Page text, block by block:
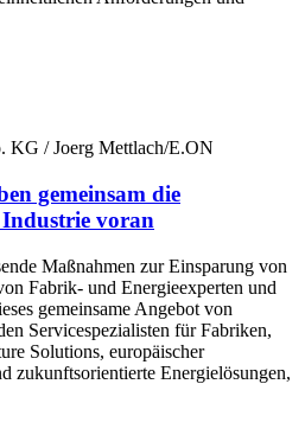
/ Joerg Mettlach/E.ON
gemeinsam die
voran
Maßnahmen zur Einsparung von
Fabrik- und Energieexperten und
gemeinsame Angebot von
Servicespezialisten für Fabriken,
Solutions, europäischer
zukunftsorientierte Energielösungen,